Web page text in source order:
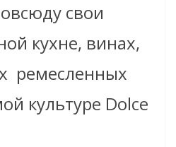
свои
кухне, винах,
ремесленных
культуре Dolce